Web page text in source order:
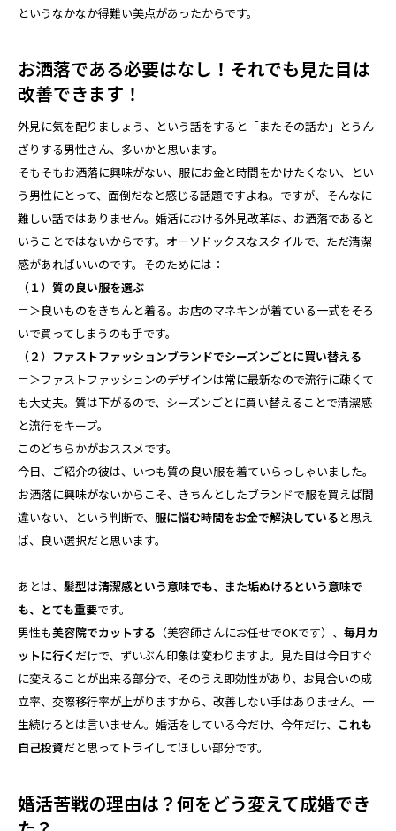
というなかなか得難い美点があったからです。
お洒落である必要はなし！それでも見た目は
改善できます！
外見に気を配りましょう、という話をすると「またその話か」とうん
ざりする男性さん、多いかと思います。
そもそもお洒落に興味がない、服にお金と時間をかけたくない、とい
う男性にとって、面倒だなと感じる話題ですよね。ですが、そんなに
難しい話ではありません。婚活における外見改革は、お洒落であると
いうことではないからです。オーソドックスなスタイルで、ただ清潔
感があればいいのです。そのためには：
（１）質の良い服を選ぶ
＝＞良いものをきちんと着る。お店のマネキンが着ている一式をそろ
いで買ってしまうのも手です。
（２）ファストファッションブランドでシーズンごとに買い替える
＝＞ファストファッションのデザインは常に最新なので流行に疎くて
も大丈夫。質は下がるので、シーズンごとに買い替えることで清潔感
と流行をキープ。
このどちらかがおススメです。
今日、ご紹介の彼は、いつも質の良い服を着ていらっしゃいました。
お洒落に興味がないからこそ、きちんとしたブランドで服を買えば間
違いない、という判断で、 服に悩む時間をお金で解決している と思え
ば、良い選択だと思います。
あとは、 髪型は清潔感という意味でも、また垢ぬけるという意味で
も、とても重要です。
男性も美容院でカットする （美容師さんにお任せでOKです）、 毎月カ
ットに行く だけで、ずいぶん印象は変わりますよ。見た目は今日すぐ
に変えることが出来る部分で、そのうえ即効性があり、お見合いの成
立率、交際移行率が上がりますから、改善しない手はありません。一
生続けろとは言いません。婚活をしている今だけ、今年だけ、 これも
自己投資だと思ってトライしてほしい部分です。
婚活苦戦の理由は？何をどう変えて成婚でき